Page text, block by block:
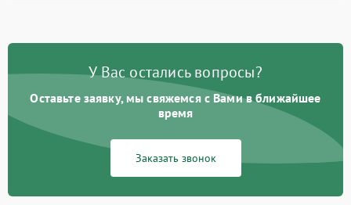
Повреждение проводов 500 ₽ Подробнее →
Неисправность системы
защиты от перегрузок
1000 ₽
Поломка системы
автоматического
Неисправность системы
У Вас остались вопросы?
Оставьте заявку, мы свяжемся с Вами в ближайшее
время
Заказать звонок